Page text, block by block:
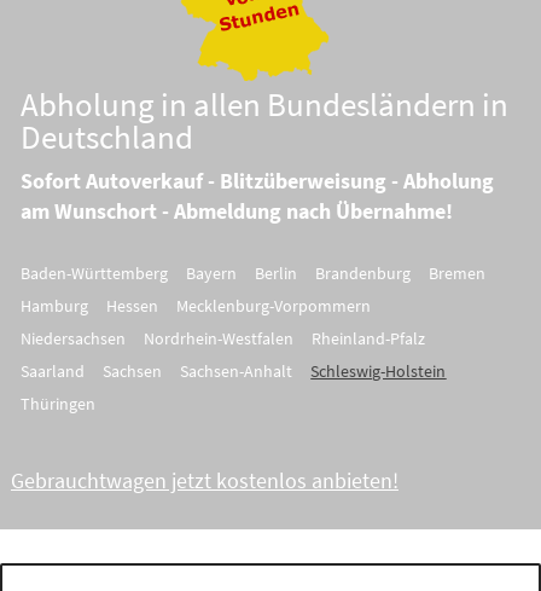
Abholung in allen Bundesländern in
Deutschland
Sofort Autoverkauf - Blitzüberweisung - Abholung
am Wunschort - Abmeldung nach Übernahme!
Baden-Württemberg Bayern Berlin Brandenburg
Bremen
Hamburg
Hessen
Mecklenburg-Vorpommern
Niedersachsen
Nordrhein-Westfalen
Rheinland-Pfalz
Saarland
Sachsen Sachsen-Anhalt
Schleswig-Holstein
Thüringen
Gebrauchtwagen jetzt kostenlos anbieten!